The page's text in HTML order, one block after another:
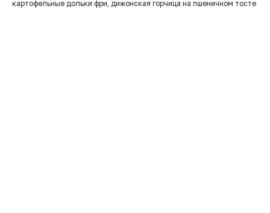
картофельные дольки фри, дижонская горчица на пшеничном тосте